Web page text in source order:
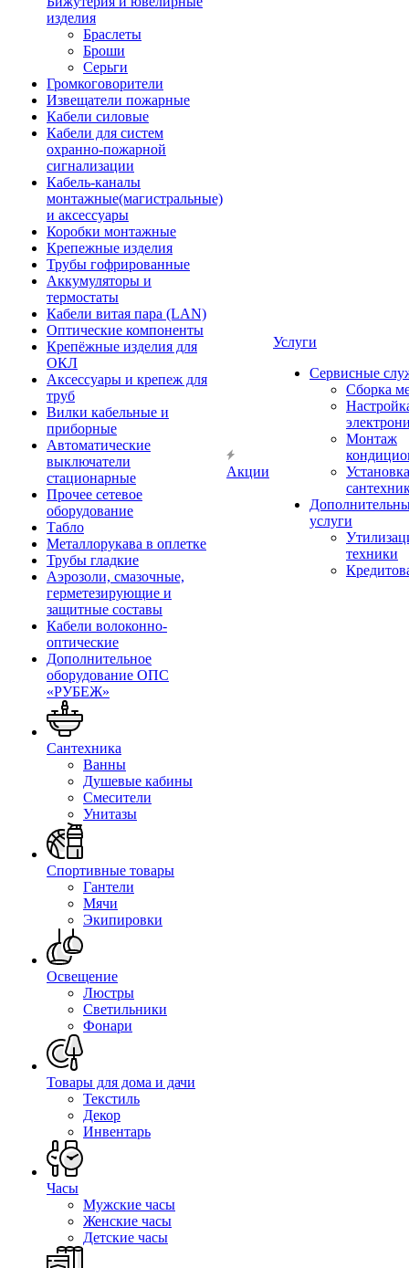
изделия
Браслеты
Броши
Серьги
Громкоговорители
Извещатели пожарные
Кабели силовые
Кабели для систем
охранно-пожарной
сигнализации
Кабель-каналы
монтажные(магистральные)
и аксессуары
Коробки монтажные
Крепежные изделия
Трубы гофрированные
Аккумуляторы и
термостаты
Кабели витая пара (LAN)
Оптические компоненты
Крепёжные изделия для
ОКЛ
Аксессуары и крепеж для
труб
Вилки кабельные и
приборные
Автоматические
выключатели
стационарные
Прочее сетевое
оборудование
Табло
Металлорукава в оплетке
Трубы гладкие
Аэрозоли, смазочные,
герметезирующие и
защитные составы
Кабели волоконно-
оптические
Дополнительное
оборудование ОПС
«РУБЕЖ»
Сантехника
Ванны
Душевые кабины
Смесители
Унитазы
Спортивные товары
Гантели
Мячи
Экипировки
Освещение
Люстры
Светильники
Фонари
Товары для дома и дачи
Текстиль
Декор
Инвентарь
Часы
Мужские часы
Женские часы
Детские часы
Акции
Услуги
Сервисные
Сборка
Монтаж
Установка
услуги
техники